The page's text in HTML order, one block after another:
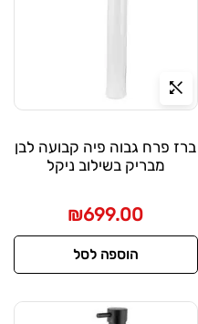
ברז פרח גבוה פיה קבועה לבן
מבריק בשילוב ניקל
₪699.00
הוספה לסל